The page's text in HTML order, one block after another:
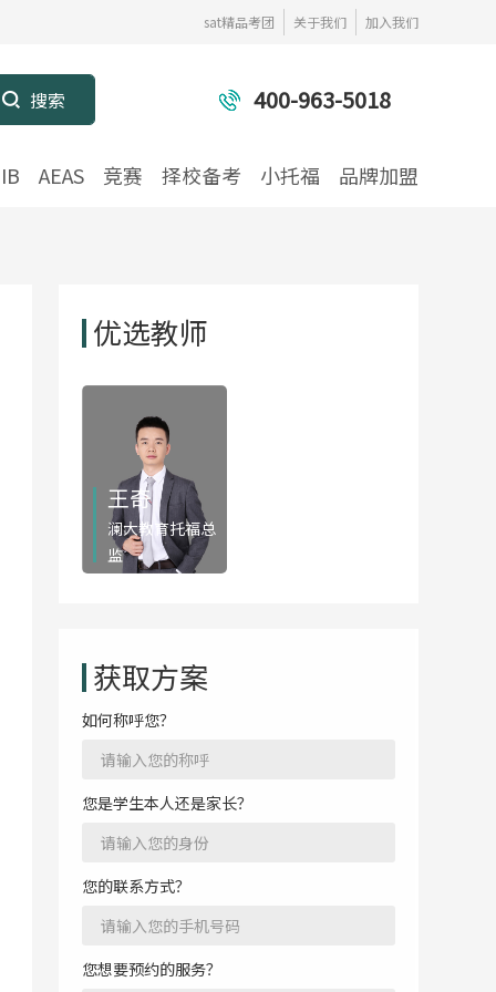
sat精品考团 关于我们 加入我们
400-963-5018
IB AEAS 竞赛 择校备考 小托福 品牌加盟
优选教师
王奇
澜大教育托福总
监
免费咨询
获取方案
如何称呼您？
您是学生本人还是家长？
您的联系方式？
您想要预约的服务？